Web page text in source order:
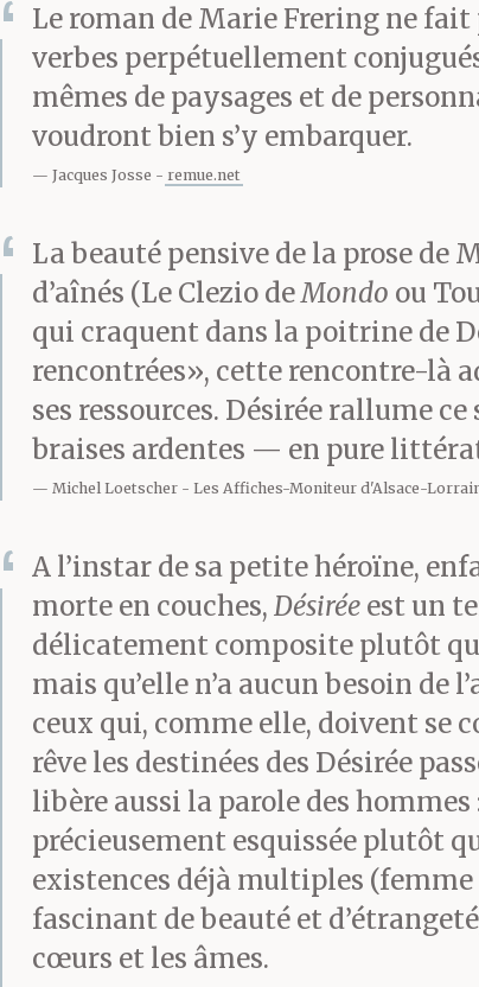
Le roman de Marie Frering ne
verbes perpétuellement
mêmes de paysages et de
voudront bien s’y embarquer.
Jacques Josse remue.net
La beauté pensive de la prose de
d’aînés (Le Clezio deMondo ou
qui craquent dans la poitrine de
rencontrées», cette rencontre-là
ses ressources. Désirée rallume
braises ardentes — en pure
Michel Loetscher Les Affiches-Moniteur d'Alsace-
A l’instar de sa petite héroïne,
morte en couches, Désirée est un
délicatement composite plutôt
mais qu’elle n’a aucun besoin de
ceux qui, comme elle, doivent se
rêve les destinées des Désirée
libère aussi la parole des
précieusement esquissée plutôt
existences déjà multiples
fascinant de beauté et
cœurs et les âmes.